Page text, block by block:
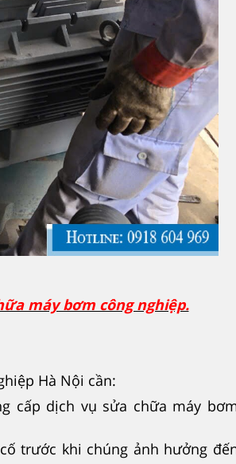
máy bơm công nghiệp.
Hà Nội cần:
cấp dịch vụ sửa chữa máy
trước khi chúng ảnh hưởng